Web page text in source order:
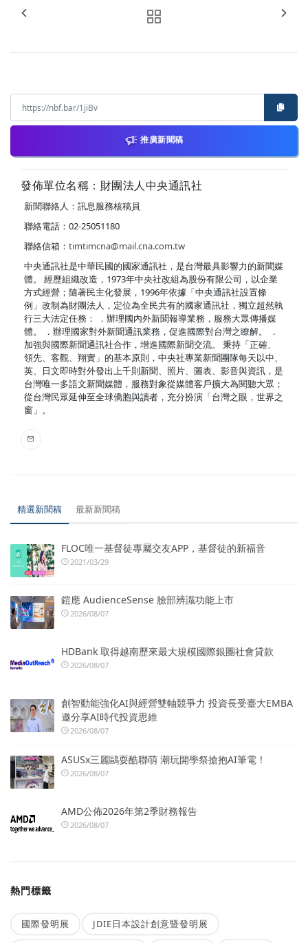
推廣新聞稿
發佈單位名稱：財團法人中央通訊社
新聞聯絡人：訊息服務核稿員
聯絡電話：02-25051180
聯絡信箱： timtimcna@mail.cna.com.tw
中央通訊社是中華民國的國家通訊社，是台灣最具影響力的新聞媒
體。 經歷組織改造，1973年中央社改組為股份有限公司，以企業
方式經營；隨著民主化發展，1996年依據「中央通訊社設置條
例」改制為財團法人，定位為全民共有的國家通訊社，獨立超然執
行三大法定任務： ．辦理國內外新聞報導業務，服務大眾傳播媒
體。 ．辦理國家對外新聞通訊業務，促進國際對台灣之瞭解。 ．
加強與國際新聞通訊社合作，增進國際新聞交流。 秉持「正確、
領先、客觀、翔實」的基本原則，中央社專業新聞團隊每天以中、
英、日文即時對外發出上千則新聞、照片、圖表、影音與資訊，是
台灣唯一多語文新聞媒體，服務對象從媒體客戶擴大為閱聽大眾；
從台灣民眾延伸至全球僑胞與讀者，充分扮演「台灣之眼，世界之
窗」。
精選新聞稿 最新新聞稿
FLOC唯一基督徒專屬交友APP，基督徒的新福音
2021/03/29
鎧應 AudienceSense 臉部辨識功能上市
2026/08/07
HDBank 取得越南歷來最大規模國際銀團社會貸款
2026/08/07
創智動能強化AI與經營雙軸競爭力 投資長受臺大EMBA
邀分享AI時代投資思維
2026/08/07
ASUSx三麗鷗耍酷聯萌 潮玩開學祭搶抱AI筆電！
2026/08/07
AMD公佈2026年第2季財務報告
2026/08/07
熱門標籤
國際發明展 JDIE日本設計創意暨發明展